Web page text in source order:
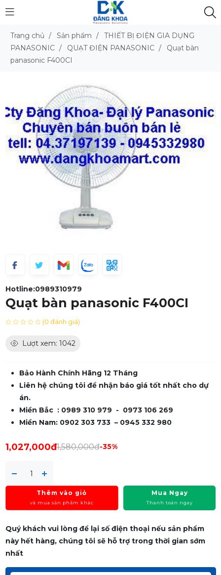
Trang chủ / Sản phẩm /
THIẾT BỊ ĐIỆN GIA DỤNG
PANASONIC / QUẠT ĐIỆN PANASONIC /
Quạt bàn
panasonic F400CI
Hotline:0989310979
Quạt bàn panasonic F400CI
(0 đánh giá)
Lượt xem: 1042
Bảo Hành Chính Hãng 12 Tháng
Liên hệ chúng tôi để nhận báo giá tốt nhất cho dự
án.
Miền Bắc : 0989 310 979 - 0973 106 269
Miền Nam: 0902 303 733 – 0945 332 980
1,027,000đ1,580,000đ-35%
Thêm vào giỏ
và mua sản phẩm khác
Mua Ngay
Thanh toán ngay
Quý khách vui lòng để lại số điện thoại nếu sản phẩm
này hết hàng, chúng tôi sẽ hỗ trợ trong thời gian sớm
nhất